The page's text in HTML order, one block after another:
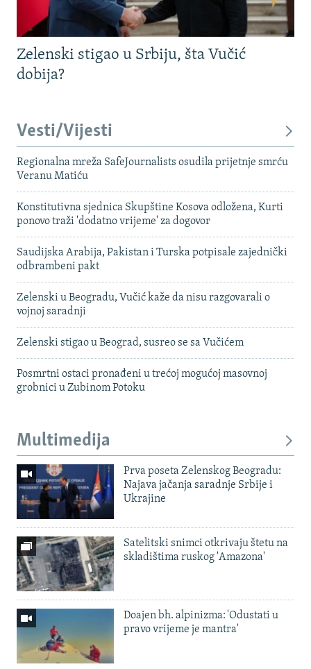
Zelenski stigao u Srbiju, šta Vučić
dobija?
Vesti/Vijesti
Regionalna mreža SafeJournalists osudila prijetnje smrću
Veranu Matiću
Konstitutivna sjednica Skupštine Kosova odložena, Kurti
ponovo traži 'dodatno vrijeme' za dogovor
Saudijska Arabija, Pakistan i Turska potpisale zajednički
odbrambeni pakt
Zelenski u Beogradu, Vučić kaže da nisu razgovarali o
vojnoj saradnji
Zelenski stigao u Beograd, susreo se sa Vučićem
Posmrtni ostaci pronađeni u trećoj mogućoj masovnoj
grobnici u Zubinom Potoku
Multimedija
Prva poseta Zelenskog Beogradu:
Najava jačanja saradnje Srbije i
Ukrajine
Satelitski snimci otkrivaju štetu na
skladištima ruskog 'Amazona'
Doajen bh. alpinizma: 'Odustati u
pravo vrijeme je mantra'